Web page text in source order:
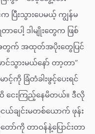
က ပြီးသွားပေမယ့် ကျွန်မ
ပေါ့ ဒါမျိုးတွေက ဖြစ်
အတွက် အထုတ်အပိုးတွေပြင်
ာင်သွားမယ်နော် တာ့တာ”
ာင့်ကို ခြံတံခါးဖွင့်ပေးရင်
ငေးကြည့်နေမိတယ်။ ဒီလို
ချင်းမတစ်ယောက် ဖုန်း
ာ်ကို တာဝန်နဲ့ပြောင်းတာ